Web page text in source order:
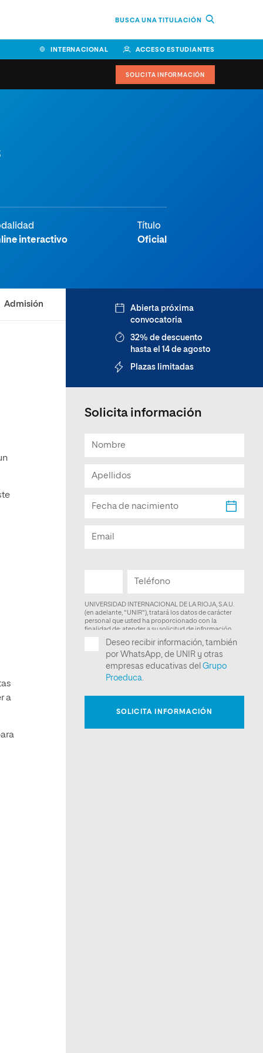
BUSCA UNA TITULACIÓN
INTERNACIONAL ACCESO ESTUDIANTES
Empresa
Escuela Superior de Ingeniería
y Tecnología (ESIT)
Sociales
SOLICITA INFORMACIÓN
interactivo
Título
Oficial
Admisión
a
Abierta próxima
convocatoria
32% de descuento
hasta el 14 de agosto
Plazas limitadas
Solicita información